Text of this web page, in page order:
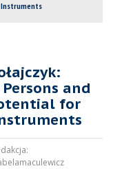
Instruments
and
for